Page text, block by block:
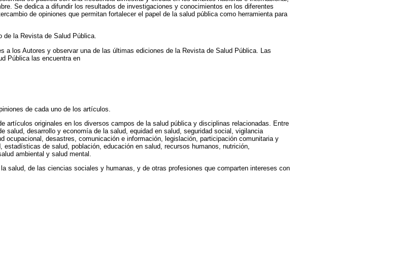
Se dedica a difundir los resultados de investigaciones y conocimientos en los diferentes
de opiniones que permitan fortalecer el papel de la salud pública como herramienta para
de la Revista de Salud Pública.
a los Autores y observar una de las últimas ediciones de la Revista de Salud Pública. Las
Pública las encuentra en
de cada uno de los artículos.
artículos originales en los diversos campos de la salud pública y disciplinas relacionadas. Entre
desarrollo y economía de la salud, equidad en salud, seguridad social, vigilancia
ocupacional, desastres, comunicación e información, legislación, participación comunitaria y
de salud, población, educación en salud, recursos humanos, nutrición,
ambiental y salud mental.
salud, de las ciencias sociales y humanas, y de otras profesiones que comparten intereses con